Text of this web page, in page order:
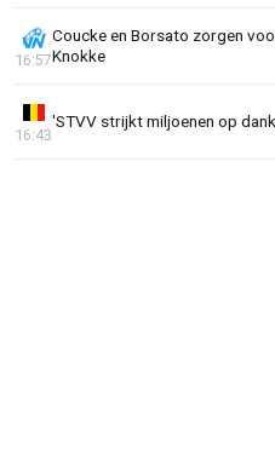
Coucke en Borsato zorgen
Knokke
16:57
'STVV strijkt miljoenen op
16:43